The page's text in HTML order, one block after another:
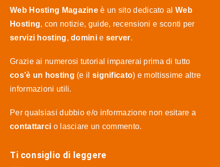
Web Hosting Magazine è un sito dedicato al Web
Hosting, con notizie, guide, recensioni e sconti per
servizi hosting,dominie server.
Grazie ai numerosi tutorial imparerai prima di tutto
cos’è un hosting (e il significato) e moltissime altre
informazioni utili.
Per qualsiasi dubbio e/o informazione non esitare a
contattarci o lasciare un commento.
Ti consiglio di leggere